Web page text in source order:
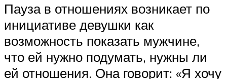
Пауза в отношениях возникает по
инициативе девушки как
возможность показать мужчине,
что ей нужно подумать, нужны ли
ей отношения. Она говорит: «Я хочу